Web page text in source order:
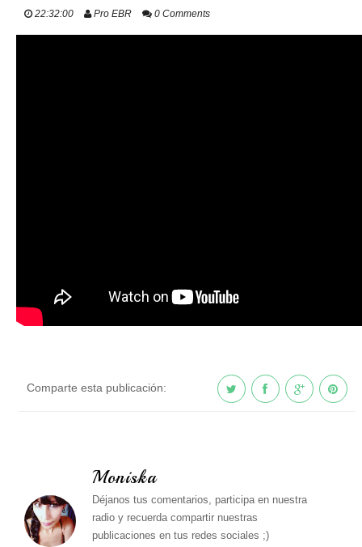
+ INFO
22:32:00 Pro EBR 0 Comments
Comparte esta publicación:
Moniska
Déjanos tus comentarios, participa en nuestra
radio y recuerda compartir nuestras
publicaciones en tus redes sociales ;)